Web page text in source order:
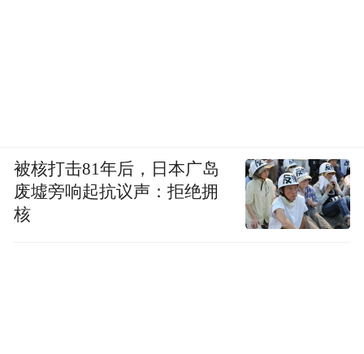
被核打击81年后，日本广岛
废墟旁响起抗议声：拒绝拥
核